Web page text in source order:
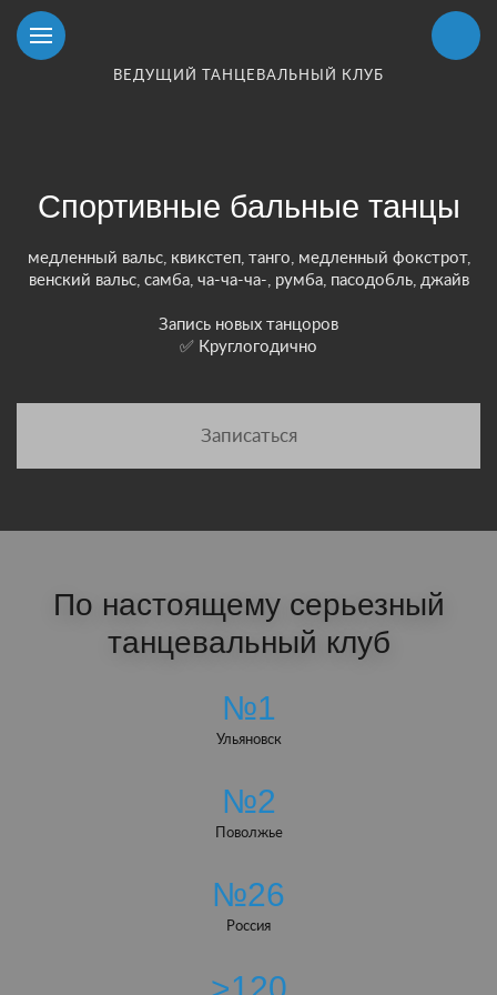
ВЕДУЩИЙ ТАНЦЕВАЛЬНЫЙ КЛУБ
Спортивные бальные танцы
медленный вальс, квикстеп, танго, медленный фокстрот,
венский вальс, самба, ча-ча-ча-, румба, пасодобль, джайв
Запись новых танцоров
✅ Круглогодично
Записаться
По настоящему серьезный
танцевальный клуб
№1
Ульяновск
№2
Поволжье
№26
Россия